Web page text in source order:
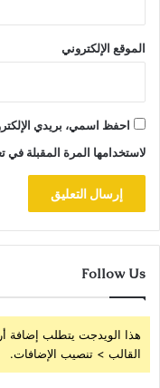
الموقع الإلكتروني
احفظ اسمي، بريدي
لاستخدامها المرة المقبلة في
Follow Us
هذا الويدجت يتطلب إضافة
القالب > تنصيب الإضافات.